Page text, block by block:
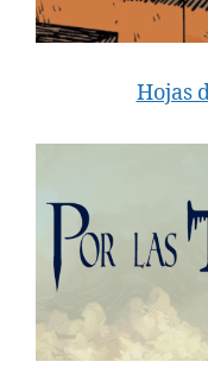
Hojas